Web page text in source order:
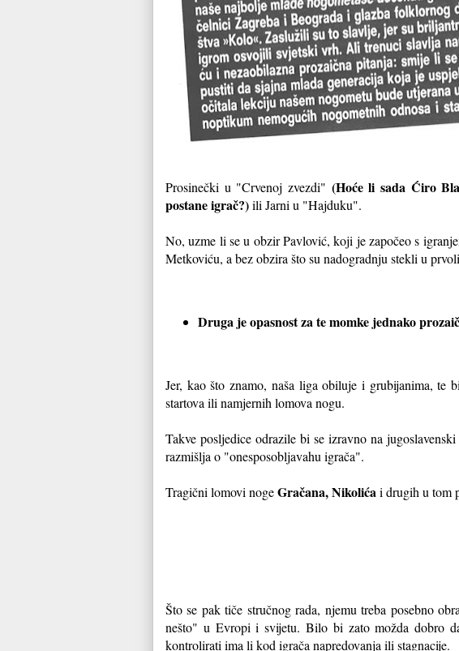
Prosinečki u "Crvenoj zvezdi" (Hoće li sada Ćiro
postane igrač?)ili Jarni u "Hajduku".
No, uzme li se u obzir Pavlović, koji je započeo s
Metkoviću, a bez obzira što su nadogradnju stekli u
Druga je opasnost za te momke jednako
Jer, kao što znamo, naša liga obiluje i grubijanima, te
startova ili namjernih lomova nogu.
Takve posljedice odrazile bi se izravno na jugo
razmišlja o "onesposobljavahu igrača".
Tragični lomovi nogeGračana, Nikolića i drugih u tom
Što se pak tiče stručnog rada, njemu treba posebno
nešto" u Evropi i svijetu. Bilo bi zato možda dobro
kontrolirati ima li kod igrača napredovanja ili stagnacije.